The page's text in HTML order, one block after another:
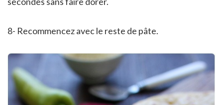
8- Recommencez avec le reste de pâte.